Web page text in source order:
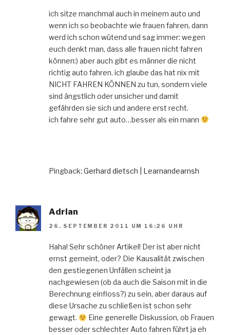
ich sitze manchmal auch in meinem auto und
wenn ich so beobachte wie frauen fahren, dann
werd ich schon wütend und sag immer: wegen
euch denkt man, dass alle frauen nicht fahren
können:) aber auch gibt es männer die nicht
richtig auto fahren. ich glaube das hat nix mit
NICHT FAHREN KÖNNEN zu tun, sondern viele
sind ängstlich oder unsicher und damit
gefährden sie sich und andere erst recht.
ich fahre sehr gut auto…besser als ein mann
Pingback: Gerhard dietsch | Learnandearnsh
Adrian
26. SEPTEMBER 2011 UM 16:26 UHR
Haha! Sehr schöner Artikel! Der ist aber nicht
ernst gemeint, oder? Die Kausalität zwischen
den gestiegenen Unfällen scheint ja
nachgewiesen (ob da auch die Saison mit in die
Berechnung einfloss?) zu sein, aber daraus auf
diese Ursache zu schließen ist schon sehr
gewagt.
Eine generelle Diskussion, ob Frauen
besser oder schlechter Auto fahren führt ja eh